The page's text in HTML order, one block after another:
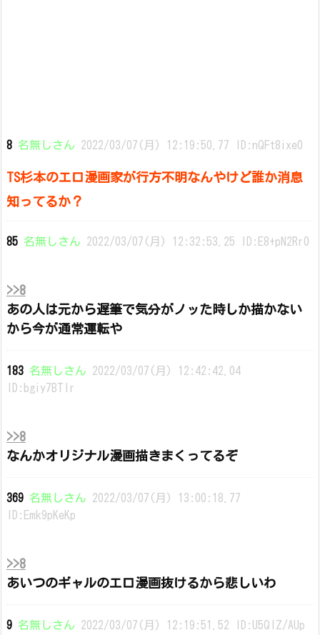
8 名無しさん 2022/03/07(月) 12:19:50.77 ID:nQFt8ixe0
TS杉本のエロ漫画家が行方不明なんやけど誰か消息
知ってるか？
85 名無しさん 2022/03/07(月) 12:32:53.25 ID:E8+pN2Rr0
>>8
あの人は元から遅筆で気分がノッた時しか描かない
から今が通常運転や
183 名無しさん 2022/03/07(月) 12:42:42.04
ID:bgiy7BTlr
>>8
なんかオリジナル漫画描きまくってるぞ
369 名無しさん 2022/03/07(月) 13:00:18.77
ID:Emk9pKeKp
>>8
あいつのギャルのエロ漫画抜けるから悲しいわ
9 名無しさん 2022/03/07(月) 12:19:51.52 ID:U5QlZ/AUp